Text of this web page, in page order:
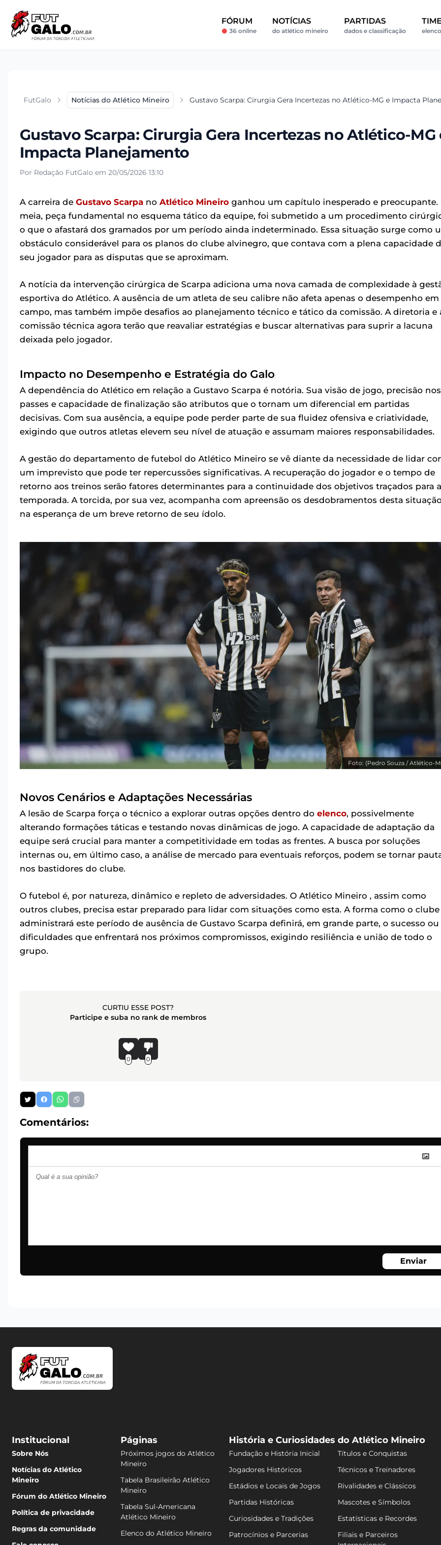
FÓRUM
36 online
NOTÍCIAS
do atlético mineiro
PARTIDAS
dados e classificação
FutGalo Notícias do Atlético Mineiro Gustavo Scarpa: Cirurgia Gera Incertezas no Atlético-MG e Impacta
Gustavo Scarpa: Cirurgia Gera Incertezas no Atlético-MG
Impacta Planejamento
Por Redação FutGalo em 20/05/2026 13:10
A carreira de Gustavo Scarpa no Atlético Mineiro ganhou um capítulo inesperado e preocupante.
meia, peça fundamental no esquema tático da equipe, foi submetido a um procedimento
o que o afastará dos gramados por um período ainda indeterminado. Essa situação surge como
obstáculo considerável para os planos do clube alvinegro, que contava com a plena capacidade
seu jogador para as disputas que se aproximam.
A notícia da intervenção cirúrgica de Scarpa adiciona uma nova camada de complexidade à
esportiva do Atlético. A ausência de um atleta de seu calibre não afeta apenas o desempenho em
campo, mas também impõe desafios ao planejamento técnico e tático da comissão. A diretoria e
comissão técnica agora terão que reavaliar estratégias e buscar alternativas para suprir a lacuna
deixada pelo jogador.
Impacto no Desempenho e Estratégia do Galo
A dependência do Atlético em relação a Gustavo Scarpa é notória. Sua visão de jogo, precisão nos
passes e capacidade de finalização são atributos que o tornam um diferencial em partidas
decisivas. Com sua ausência, a equipe pode perder parte de sua fluidez ofensiva e criatividade,
exigindo que outros atletas elevem seu nível de atuação e assumam maiores responsabilidades.
A gestão do departamento de futebol do Atlético Mineiro se vê diante da necessidade de lidar
um imprevisto que pode ter repercussões significativas. A recuperação do jogador e o tempo de
retorno aos treinos serão fatores determinantes para a continuidade dos objetivos traçados para a
temporada. A torcida, por sua vez, acompanha com apreensão os desdobramentos desta
na esperança de um breve retorno de seu ídolo.
Foto: (Pedro Souza / Atlético-
Novos Cenários e Adaptações Necessárias
A lesão de Scarpa força o técnico a explorar outras opções dentro do elenco, possivelmente
alterando formações táticas e testando novas dinâmicas de jogo. A capacidade de adaptação da
equipe será crucial para manter a competitividade em todas as frentes. A busca por soluções
internas ou, em último caso, a análise de mercado para eventuais reforços, podem se tornar
nos bastidores do clube.
O futebol é, por natureza, dinâmico e repleto de adversidades. O Atlético Mineiro , assim como
outros clubes, precisa estar preparado para lidar com situações como esta. A forma como o clube
administrará este período de ausência de Gustavo Scarpa definirá, em grande parte, o sucesso ou
dificuldades que enfrentará nos próximos compromissos, exigindo resiliência e união de todo o
grupo.
CURTIU ESSE POST?
Participe e suba no rank de membros
0 0
Comentários:
Enviar
Institucional
Sobre Nós
Notícias do Atlético
Mineiro
Fórum do Atlético Mineiro
Política de privacidade
Regras da comunidade
Páginas
Próximos jogos do Atlético
Mineiro
Tabela Brasileirão Atlético
Mineiro
Tabela Sul-Americana
Atlético Mineiro
Elenco do Atlético Mineiro
História e Curiosidades do Atlético Mineiro
Fundação e História Inicial
Títulos e Conquistas
Jogadores Históricos
Técnicos e Treinadores
Estádios e Locais de Jogos
Rivalidades e Clássicos
Partidas Históricas
Mascotes e Símbolos
Curiosidades e Tradições
Estatísticas e Recordes
Patrocínios e Parcerias
Filiais e Parceiros